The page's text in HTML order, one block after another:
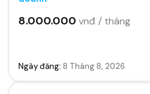
8.000.000 vnđ / tháng
Ngày đăng: 8 Tháng 8, 2026